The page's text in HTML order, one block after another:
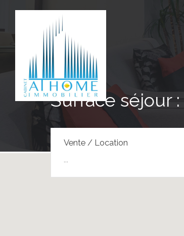
Surface séjour :
Vente / Location